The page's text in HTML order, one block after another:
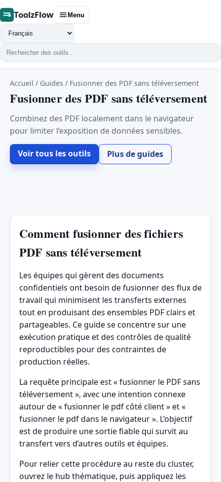
ToolzFlow Menu
Changer
de
langue
Accueil / Guides / Fusionner des PDF sans téléversement
Fusionner des PDF sans téléversement
Combinez des PDF localement dans le navigateur
pour limiter l’exposition de données sensibles.
Voir tous les outils Plus de guides
Comment fusionner des fichiers
PDF sans téléversement
Les équipes qui gèrent des documents
confidentiels ont besoin de fusionner des flux de
travail qui minimisent les transferts externes
tout en produisant des ensembles PDF clairs et
partageables. Ce guide se concentre sur une
exécution pratique et des contrôles de qualité
reproductibles pour des contraintes de
production réelles.
La requête principale est « fusionner le PDF sans
téléversement », avec une intention connexe
autour de « fusionner le pdf côté client » et «
fusionner le pdf dans le navigateur ». L’objectif
est de produire une sortie fiable qui survit au
transfert vers d’autres outils et équipes.
Pour relier cette procédure au reste du cluster,
ouvrez le hub thématique, puis appliquez les